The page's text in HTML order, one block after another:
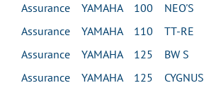
Assurance YAMAHA 100 NEO'S
Assurance YAMAHA 110 TT-RE
Assurance YAMAHA 125 BW S
Assurance YAMAHA 125 CYGNUS